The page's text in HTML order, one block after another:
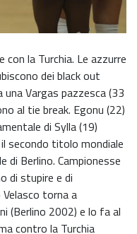
con la Turchia. Le azzurre
dei black out
Vargas pazzesca (33
al tie break. Egonu (22)
di Sylla (19)
secondo titolo mondiale
di Berlino. Campionesse
di stupire e di
Velasco torna a
(Berlino 2002) e lo fa al
contro la Turchia